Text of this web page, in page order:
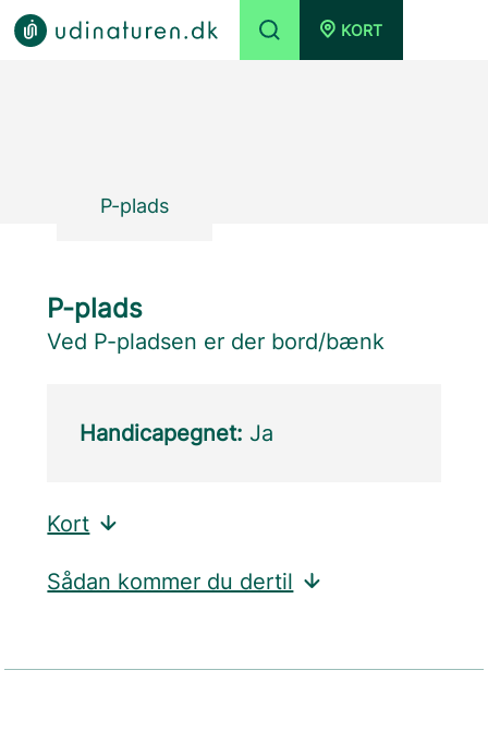
KORT
P-plads
P-plads
Ved P-pladsen er der bord/bænk
Handicapegnet: Ja
Kort
Sådan kommer du dertil